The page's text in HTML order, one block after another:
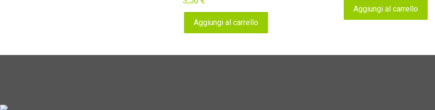
Aggiungi al carrello
Aggiungi al carrello